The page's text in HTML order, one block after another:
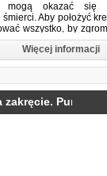
okazać się
Aby położyć
wszystko, by
Więcej informacji
Punkty